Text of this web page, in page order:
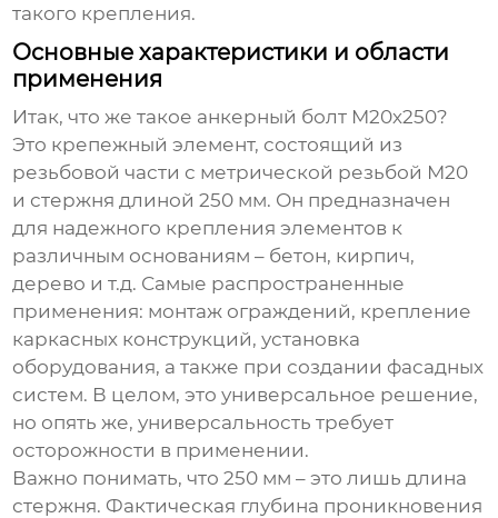
такого крепления.
Основные характеристики и области
применения
Итак, что же такое анкерный болт М20х250?
Это крепежный элемент, состоящий из
резьбовой части с метрической резьбой М20
и стержня длиной 250 мм. Он предназначен
для надежного крепления элементов к
различным основаниям – бетон, кирпич,
дерево и т.д. Самые распространенные
применения: монтаж ограждений, крепление
каркасных конструкций, установка
оборудования, а также при создании фасадных
систем. В целом, это универсальное решение,
но опять же, универсальность требует
осторожности в применении.
Важно понимать, что 250 мм – это лишь длина
стержня. Фактическая глубина проникновения